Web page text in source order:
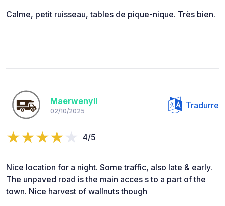
Calme, petit ruisseau, tables de pique-nique. Très bien.
Maerwenyll
02/10/2025
Tradurre
4/5
Nice location for a night. Some traffic, also late & early.
The unpaved road is the main acces s to a part of the
town. Nice harvest of wallnuts though